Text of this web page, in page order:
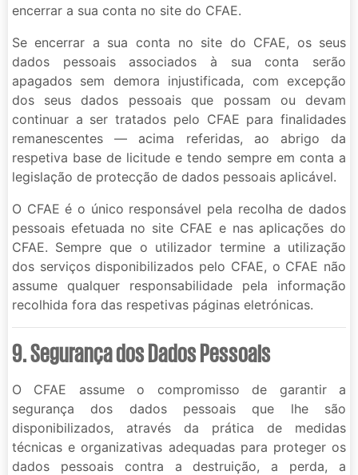
encerrar a sua conta no site do CFAE.
Se encerrar a sua conta no site do CFAE, os seus
dados pessoais associados à sua conta serão
apagados sem demora injustificada, com excepção
dos seus dados pessoais que possam ou devam
continuar a ser tratados pelo CFAE para finalidades
remanescentes — acima referidas, ao abrigo da
respetiva base de licitude e tendo sempre em conta a
legislação de protecção de dados pessoais aplicável.
O CFAE é o único responsável pela recolha de dados
pessoais efetuada no site CFAE e nas aplicações do
CFAE. Sempre que o utilizador termine a utilização
dos serviços disponibilizados pelo CFAE, o CFAE não
assume qualquer responsabilidade pela informação
recolhida fora das respetivas páginas eletrónicas.
9. Segurança dos Dados Pessoais
O CFAE assume o compromisso de garantir a
segurança dos dados pessoais que lhe são
disponibilizados, através da prática de medidas
técnicas e organizativas adequadas para proteger os
dados pessoais contra a destruição, a perda, a